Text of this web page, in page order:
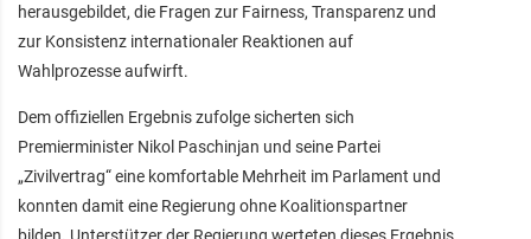
herausgebildet, die Fragen zur Fairness, Transparenz und
zur Konsistenz internationaler Reaktionen auf
Wahlprozesse aufwirft.
Dem offiziellen Ergebnis zufolge sicherten sich
Premierminister Nikol Paschinjan und seine Partei
„Zivilvertrag“ eine komfortable Mehrheit im Parlament und
konnten damit eine Regierung ohne Koalitionspartner